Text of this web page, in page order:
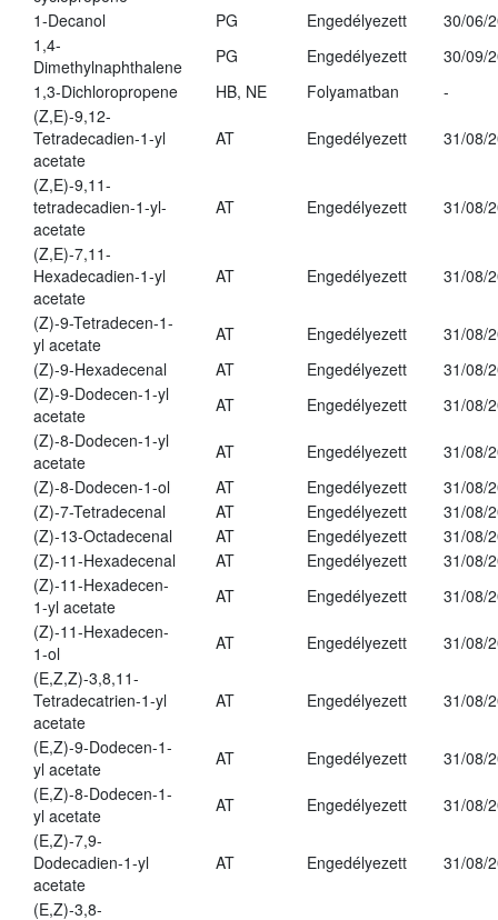
1-Decanol
PG Engedélyezett
30/06/
1,4-
Dimethylnaphthalene
PG Engedélyezett
30/09/
1,3-Dichloropropene
HB, NE Folyamatban
-
(Z,E)-9,12-
Tetradecadien-1-yl
acetate
AT Engedélyezett 31/08/
(Z,E)-9,11-
tetradecadien-1-yl-
acetate
AT Engedélyezett 31/08/
(Z,E)-7,11-
Hexadecadien-1-yl
acetate
AT Engedélyezett 31/08/
(Z)-9-Tetradecen-1-
yl acetate
AT Engedélyezett
31/08/
(Z)-9-Hexadecenal
AT Engedélyezett
31/08/
(Z)-9-Dodecen-1-yl
acetate
AT Engedélyezett
31/08/
(Z)-8-Dodecen-1-yl
acetate
AT Engedélyezett
31/08/
(Z)-8-Dodecen-1-ol
AT Engedélyezett
31/08/
(Z)-7-Tetradecenal
AT Engedélyezett
31/08/
(Z)-13-Octadecenal
AT Engedélyezett
31/08/
(Z)-11-Hexadecenal
AT Engedélyezett
31/08/
(Z)-11-Hexadecen-
1-yl acetate
AT Engedélyezett
31/08/
(Z)-11-Hexadecen-
1-ol
AT Engedélyezett
31/08/
(E,Z,Z)-3,8,11-
Tetradecatrien-1-yl
acetate
AT Engedélyezett 31/08/
(E,Z)-9-Dodecen-1-
yl acetate
AT Engedélyezett
31/08/
(E,Z)-8-Dodecen-1-
yl acetate
AT Engedélyezett
31/08/
(E,Z)-7,9-
Dodecadien-1-yl
acetate
AT Engedélyezett 31/08/
(E,Z)-3,8-